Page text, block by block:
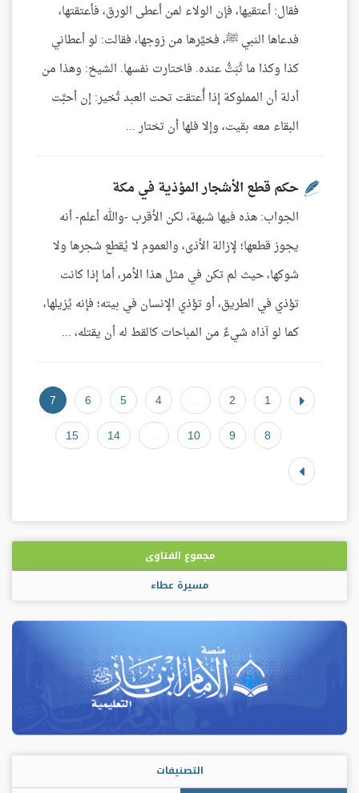
فقال: أعتقيها، فإن الولاء لمن أعطى الورق، فأعتقتها،
فدعاها النبي ﷺ، فخيَّرها من زوجها، فقالت: لو أعطاني
كذا وكذا ما ثَبَتُّ عنده. فاختارت نفسها. الشيخ: وهذا من
أدلة أن المملوكة إذا أُعتقت تحت العبد تُخير: إن أحبَّت
البقاء معه بقيت، وإلا فلها أن تختار ...
حكم قطع الأشجار المؤذية في مكة
الجواب: هذه فيها شبهة، لكن الأقرب -والله أعلم- أنه
يجوز قطعها؛ لإزالة الأذى، والعموم لا يُقطع شجرها ولا
شوكها، حيث لم تكن في مثل هذا الأمر، أما إذا كانت
تؤذي في الطريق، أو تؤذي الإنسان في بيته؛ فإنه يُزيلها،
كما لو آذاه شيءٌ من المباحات كالقط له أن يقتله، ...
1
2
4
5
6
7
8
9
10
14
15
مجموع الفتاوى
مسيرة عطاء
التصنيفات